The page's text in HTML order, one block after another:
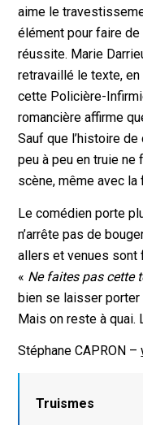
aime le
élément pour faire
réussite. Marie
retravaillé le texte,
cette Policière-
romancière affirme
Sauf que l’histoire
peu à peu en truie
scène, même avec la
Le comédien porte
n’arrête pas de
allers et venues sont
« Ne faites pas cette
bien se laisser
Mais on reste à quai.
Stéphane CAPRON –
Truismes